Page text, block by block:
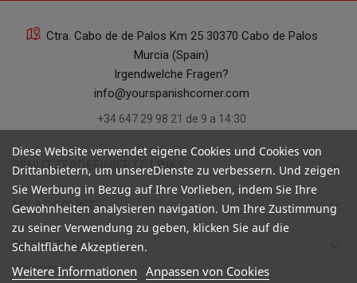
Ctra. Cabo de de Palos Km 25 30370 Cabo de Palos
Murcia (Spain)
Irgendwelche Fragen?
info@yourspanishcorner.com
+34 647 29 98 21 de 9 a 14:30
BENUTZERDEFINIERTE LINKS keyboard_arrow_down
MY ACCOUNT keyboard_arrow_down
BEWERTUNGEN
Diese Website verwendet eigene Cookies und Cookies von
Drittanbietern, um unsereDienste zu verbessern. Und zeigen
Sie Werbung in Bezug auf Ihre Vorlieben, indem Sie Ihre
Gewohnheiten analysieren navigation. Um Ihre Zustimmung
zu seiner Verwendung zu geben, klicken Sie auf die
Schaltfläche Akzeptieren.
Weitere Informationen Anpassen von Cookies